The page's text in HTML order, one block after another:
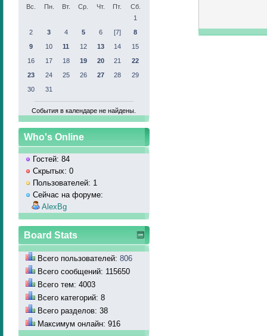
Вс.
Пн. Вт. Ср. Чт. Пт.
Сб.
1
2
3 4 5 6 [7]
8
9
10 11 12 13 14
15
16
17 18 19 20 21
22
23
24 25 26 27 28
29
30
31
События в календаре не найдены.
Who's Online
Гостей: 84
Скрытых: 0
Пользователей: 1
Сейчас на форуме:
AlexBg
Board Stats
Всего пользователей: 806
Всего сообщений: 115650
Всего тем: 4003
Всего категорий: 8
Всего разделов: 38
Максимум онлайн: 916